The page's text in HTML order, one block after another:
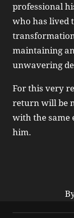
professional
who has lived
maintaining
unwavering
For this very
return will be
with the same
him.